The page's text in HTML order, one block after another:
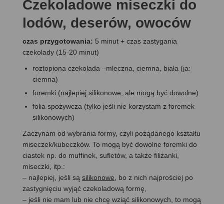
Czekoladowe miseczki do
lodów, deserów, owoców
czas przygotowania: 5 minut + czas zastygania
czekolady (15-20 minut)
roztopiona czekolada –mleczna, ciemna, biała (ja:
ciemna)
foremki (najlepiej silikonowe, ale mogą być dowolne)
folia spożywcza (tylko jeśli nie korzystam z foremek
silikonowych)
Zaczynam od wybrania formy, czyli pożądanego kształtu
miseczek/kubeczków. To mogą być dowolne foremki do
ciastek np. do muffinek, sufletów, a także filiżanki,
miseczki, itp.:
– najlepiej, jeśli są silikonowe , bo z nich najprościej po
zastygnięciu wyjąć czekoladową formę,
– jeśli nie mam lub nie chcę wziąć silikonowych, to mogą